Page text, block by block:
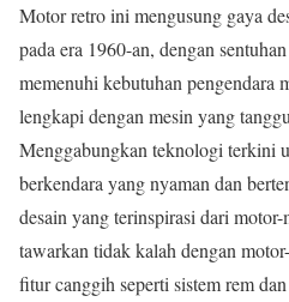
Motor retro ini mengusung gaya
pada era 1960-an, dengan
memenuhi kebutuhan pengendara
lengkapi dengan mesin yang
Menggabungkan teknologi terkini
berkendara yang nyaman dan
desain yang terinspirasi dari
tawarkan tidak kalah dengan
fitur canggih seperti sistem rem